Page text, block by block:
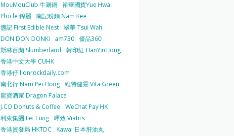
MouMouClub 牛涮鍋 裕華國貨Yue Hwa
Pho le 錦麗 南記粉麵 Nam Kee
盞記 First Edible Nest 翠華 Tsui Wah
DON DON DONKI
am730 優品360
斯林百蘭 Slumberland
韓印紅 HanYinHong
香港中文大學 CUHK
香港仔 lionrockdaily.com
南北行 Nam Pei Hong 維特健靈 Vita Green
龍寶酒家 Dragon Palace
J.CO Donuts & Coffee
WeChat Pay HK
利東集團 Lei Tung 暉致 Viatris
香港貿發局 HKTDC
Kawai 日本肝油丸